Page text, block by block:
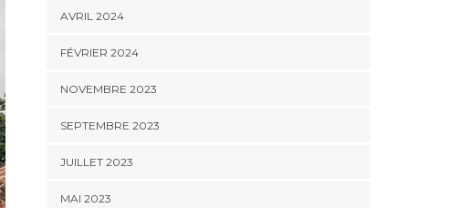
AVRIL 2024
FÉVRIER 2024
NOVEMBRE 2023
SEPTEMBRE 2023
JUILLET 2023
MAI 2023